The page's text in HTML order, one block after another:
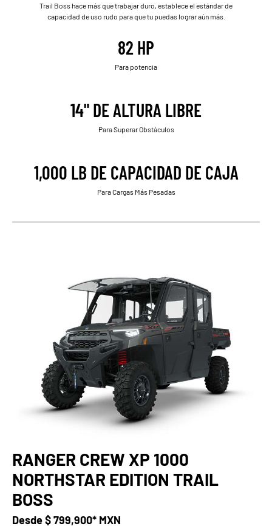
Trail Boss hace más que trabajar duro, establece el estándar de
capacidad de uso rudo para que tu puedas lograr aún más.
82 HP
Para potencia
14" DE ALTURA LIBRE
Para Superar Obstáculos
1,000 LB DE CAPACIDAD DE CAJA
Para Cargas Más Pesadas
RANGER CREW XP 1000
NORTHSTAR EDITION TRAIL
BOSS
Desde$ 799,900* MXN